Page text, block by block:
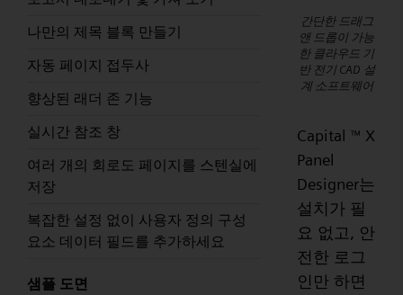
나만의 제목 블록 만들기
자동 페이지 접두사
향상된 래더 존 기능
실시간 참조 창
여러 개의 회로도 페이지를 스텐실에
저장
복잡한 설정 없이 사용자 정의 구성
요소 데이터 필드를 추가하세요
샘플 도면
간단한 드래그
앤 드롭이 가능
한 클라우드 기
반 전기 CAD 설
계 소프트웨어
Capital ™ X
Panel
Designer는
설치가 필
요 없고, 안
전한 로그
인만 하면